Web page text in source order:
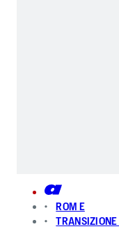
ROM E